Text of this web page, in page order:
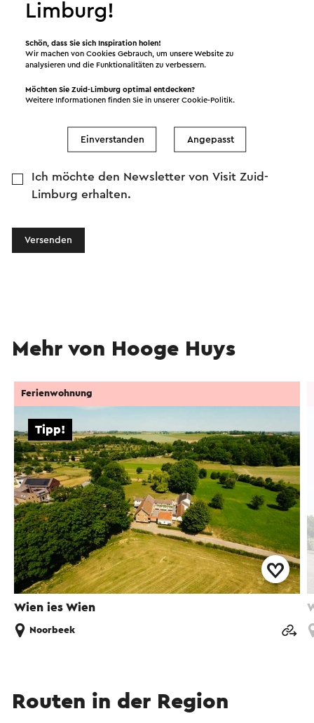
Ich möchte den Newsletter von Visit Zuid-
Limburg erhalten.
Versenden
Mehr von Hooge Huys
Wien ies Wien
Tipp!
Ferienwohnung
Noorbeek
Routen in der Region
Limburg!
Schön, dass Sie sich Inspiration holen!
Wir machen von Cookies Gebrauch, um unsere Website zu
analysieren und die Funktionalitäten zu verbessern.
Möchten Sie Zuid-Limburg optimal entdecken?
Weitere Informationen finden Sie in unsererCookie-Politik.
Einverstanden Angepasst